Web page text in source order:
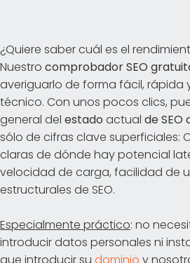
¿Quiere saber cuál es el
Nuestro comprobador SEO
averiguarlo de forma fácil, rápida
técnico. Con unos pocos clics,
general del estado actual de SEO
sólo de cifras clave superficiales:
claras de dónde hay potencial
velocidad de carga, facilidad de
estructurales de SEO.
Especialmente práctico: no
introducir datos personales ni